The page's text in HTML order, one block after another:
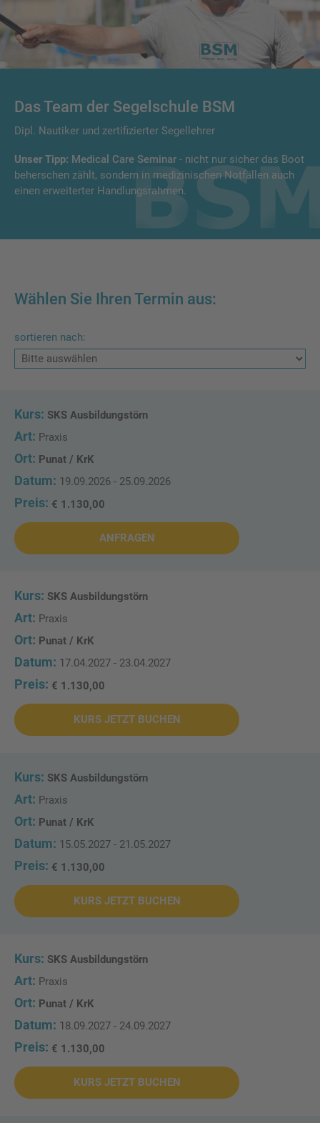
Das Team der Segelschule BSM
Dipl. Nautiker und zertifizierter Segellehrer
Unser Tipp: Medical Care Seminar - nicht nur sicher das Boot
beherschen zählt, sondern in medizinischen Notfällen auch
einen erweiterter Handlungsrahmen.
Wählen Sie Ihren Termin aus:
sortieren nach:
SKS Ausbildungstörn
Praxis
Punat / KrK
19.09.2026 - 25.09.2026
€ 1.130,00
ANFRAGEN
SKS Ausbildungstörn
Praxis
Punat / KrK
17.04.2027 - 23.04.2027
€ 1.130,00
KURS JETZT BUCHEN
SKS Ausbildungstörn
Praxis
Punat / KrK
15.05.2027 - 21.05.2027
€ 1.130,00
KURS JETZT BUCHEN
SKS Ausbildungstörn
Praxis
Punat / KrK
18.09.2027 - 24.09.2027
€ 1.130,00
KURS JETZT BUCHEN